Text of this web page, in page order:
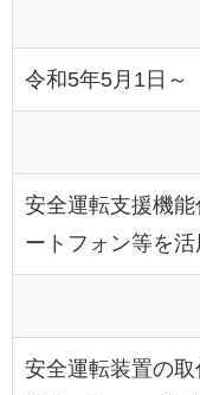
令和5年5月1日～
安全運転支援機
ートフォン等を活
安全運転装置の